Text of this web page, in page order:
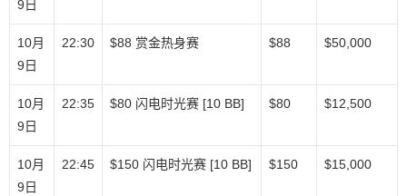
9日
10月
9日
22:30 $88 赏金热身赛 $88 $50,000
10月
9日
22:35 $80 闪电时光赛 [10 BB] $80 $12,500
10月
9日
22:45 $150 闪电时光赛 [10 BB] $150 $15,000